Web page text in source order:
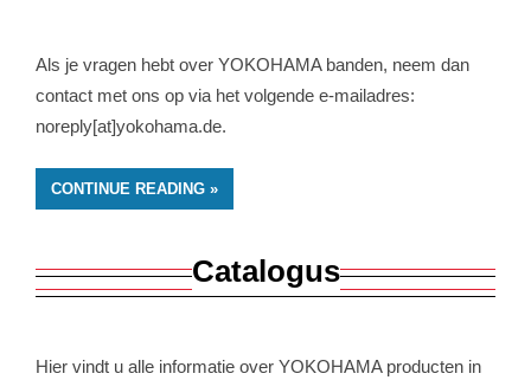
Als je vragen hebt over YOKOHAMA banden, neem dan
contact met ons op via het volgende e-mailadres:
noreply[at]yokohama.de.
CONTINUE READING
Catalogus
Hier vindt u alle informatie over YOKOHAMA producten in